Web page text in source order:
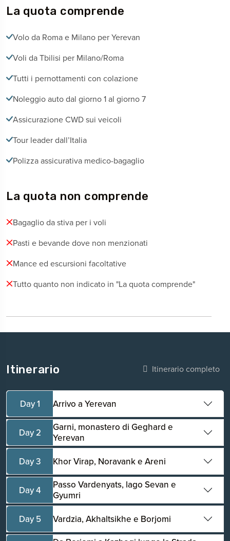
La quota comprende
Volo da Roma e Milano per Yerevan
Voli da Tbilisi per Milano/Roma
Tutti i pernottamenti con colazione
Noleggio auto dal giorno 1 al giorno 7
Assicurazione CWD sui veicoli
Tour leader dall’Italia
Polizza assicurativa medico-bagaglio
La quota non comprende
Bagaglio da stiva per i voli
Pasti e bevande dove non menzionati
Mance ed escursioni facoltative
Tutto quanto non indicato in "La quota comprende"
Itinerario completo
Itinerario
Day 1 Arrivo a Yerevan
Day 2
Garni, monastero di Geghard e
Yerevan
Day 3
Khor Virap, Noravank e Areni
Day 4
Passo Vardenyats, lago Sevan e
Gyumri
Day 5
Vardzia, Akhaltsikhe e Borjomi